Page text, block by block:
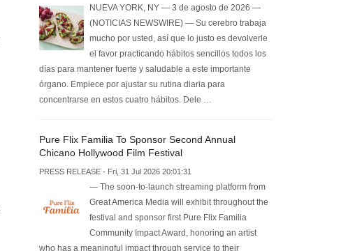
NUEVA YORK, NY — 3 de agosto de 2026 —
(NOTICIAS NEWSWIRE) — Su cerebro trabaja
mucho por usted, así que lo justo es devolverle
el favor practicando hábitos sencillos todos los
días para mantener fuerte y saludable a este importante
órgano. Empiece por ajustar su rutina diaria para
concentrarse en estos cuatro hábitos. Dele …
Pure Flix Familia To Sponsor Second Annual
Chicano Hollywood Film Festival
PRESS RELEASE - Fri, 31 Jul 2026 20:01:31
— The soon-to-launch streaming platform from
Great America Media will exhibit throughout the
festival and sponsor first Pure Flix Familia
Community Impact Award, honoring an artist
who has a meaningful impact through service to their